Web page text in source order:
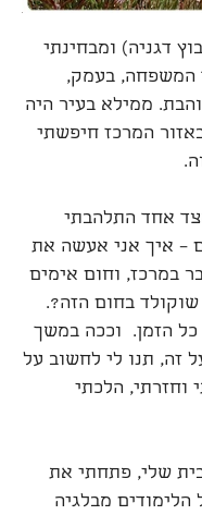
דגניה) ומבחינתי
המשפחה, בעמק,
ממילא בעיר היה
המרכז חיפשתי
אחד התלהבתי
– איך אני אעשה את
במרכז, וחום אימים
שוקולד בחום הזה?.
כל הזמן. וככה במשך
זה, תנו לי לחשוב על
וחזרתי, הלכתי
שלי, פתחתי את
מבלגיה